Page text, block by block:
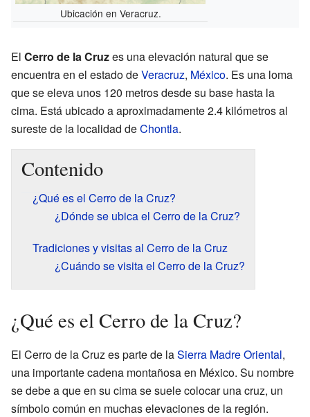
Ubicación en Veracruz.
El Cerro de la Cruzes una elevación natural que se
encuentra en el estado deVeracruz, México. Es una loma
que se eleva unos 120 metros desde su base hasta la
cima. Está ubicado a aproximadamente 2.4 kilómetros al
sureste de la localidad deChontla.
Contenido
¿Qué es el Cerro de la Cruz?
¿Dónde se ubica el Cerro de la Cruz?
Tradiciones y visitas al Cerro de la Cruz
¿Cuándo se visita el Cerro de la Cruz?
¿Qué es el Cerro de la Cruz?
El Cerro de la Cruz es parte de laSierra Madre Oriental,
una importante cadena montañosa en México. Su nombre
se debe a que en su cima se suele colocar una cruz, un
símbolo común en muchas elevaciones de la región.